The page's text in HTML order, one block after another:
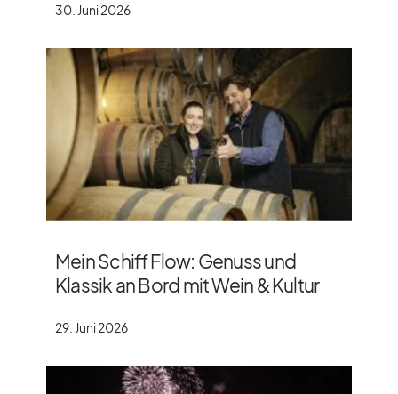
30. Juni 2026
Mein Schiff Flow: Genuss und
Klassik an Bord mit Wein & Kultur
29. Juni 2026